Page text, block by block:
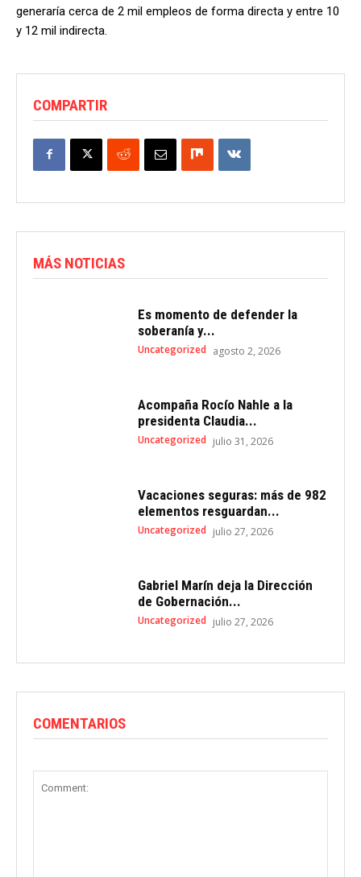
generaría cerca de 2 mil empleos de forma directa y entre 10
y 12 mil indirecta.
COMPARTIR
MÁS NOTICIAS
Es momento de defender la
soberanía y...
Uncategorized agosto 2, 2026
Acompaña Rocío Nahle a la
presidenta Claudia...
Uncategorized julio 31, 2026
Vacaciones seguras: más de 982
elementos resguardan...
Uncategorized julio 27, 2026
Gabriel Marín deja la Dirección
de Gobernación...
Uncategorized julio 27, 2026
COMENTARIOS